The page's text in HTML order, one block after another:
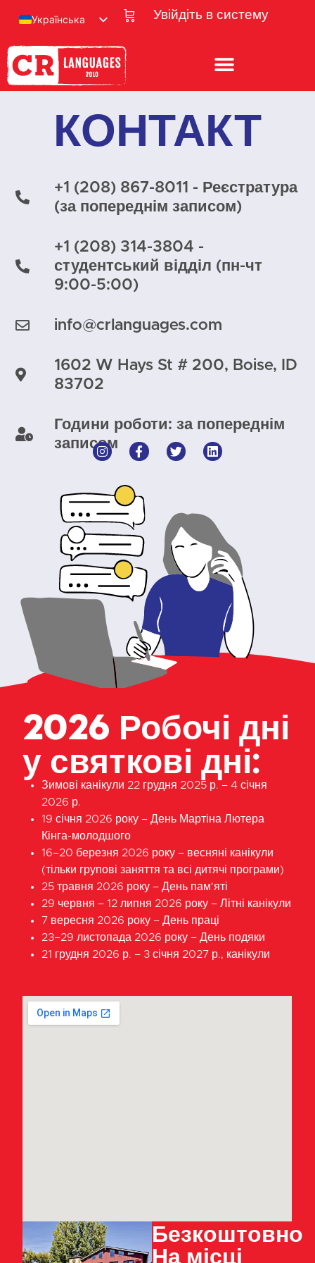
Увійдіть в систему
Українська
КОНТАКТ
+1 (208) 867-8011 - Реєстратура
(за попереднім записом)
+1 (208) 314-3804 -
студентський відділ (пн-чт
9:00-5:00)
info@crlanguages.com
1602 W Hays St # 200, Boise, ID
83702
Години роботи: за попереднім
записом
2026 Робочі дні
у святкові дні:
Зимові канікули 22 грудня 2025 р. – 4 січня
2026 р.
19 січня 2026 року – День Мартіна Лютера
Кінга-молодшого
16–20 березня 2026 року – весняні канікули
(тільки групові заняття та всі дитячі програми)
25 травня 2026 року – День пам'яті
29 червня – 12 липня 2026 року – Літні канікули
7 вересня 2026 року – День праці
23–29 листопада 2026 року – День подяки
21 грудня 2026 р. – 3 січня 2027 р., канікули
Безкоштовно
На місці